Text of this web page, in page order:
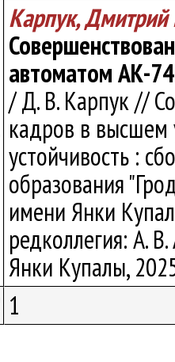
Карпук, Дмитрий
автоматом АК-
/ Д. В. Карпук //
кадров в высшем
устойчивость :
образования
имени Янки
редколлегия: А.
Янки Купалы,
1